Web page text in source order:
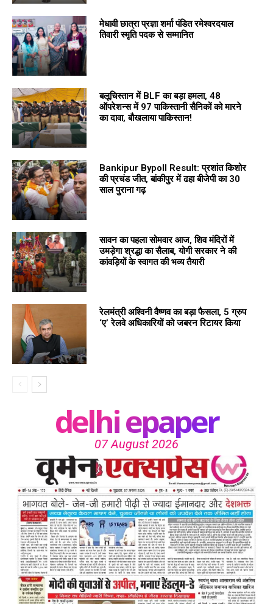
मेधावी छात्रा प्रज्ञा शर्मा पंडित रमेश्वरदयाल
तिवारी स्मृति पदक से सम्मानित
बलूचिस्तान में BLF का बड़ा हमला, 48
ऑपरेशन्स में 97 पाकिस्तानी सैनिकों को मारने
का दावा, बौखलाया पाकिस्तान!
Bankipur Bypoll Result: प्रशांत किशोर
की प्रचंड जीत, बांकीपुर में ढहा बीजेपी का 30
साल पुराना गढ़
सावन का पहला सोमवार आज, शिव मंदिरों में
उमड़ेगा श्रद्धा का सैलाब, योगी सरकार ने की
कांवड़ियों के स्वागत की भव्य तैयारी
रेलमंत्री अश्विनी वैष्णव का बड़ा फैसला, 5 ग्रुप
‘ए’ रेलवे अधिकारियों को जबरन रिटायर किया
delhi epaper
07 August 2026